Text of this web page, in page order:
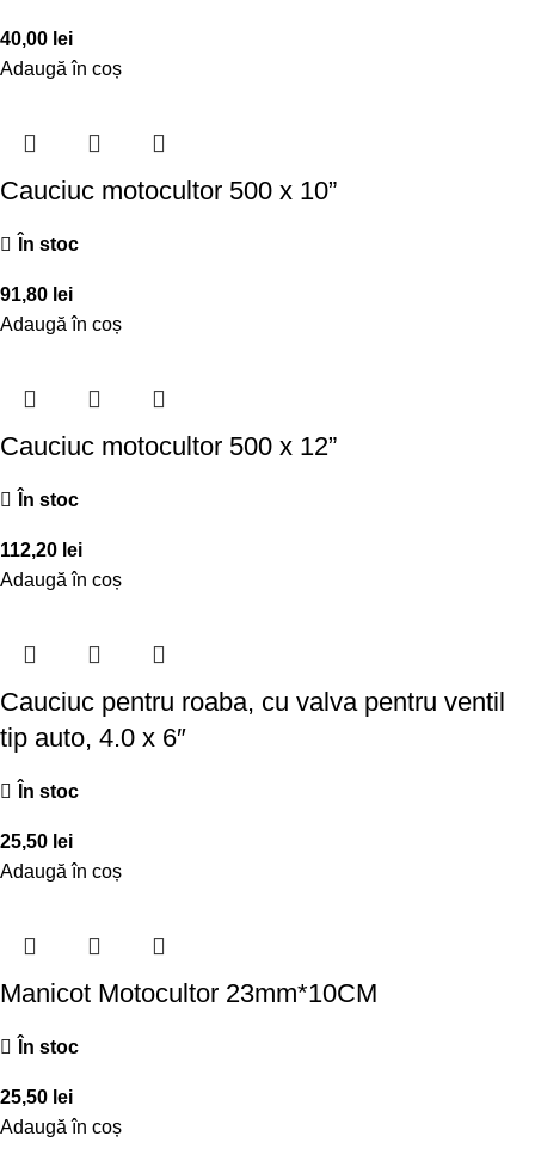
40,00 lei
Adaugă în coș
Cauciuc motocultor 500 x 10”
În stoc
91,80 lei
Adaugă în coș
Cauciuc motocultor 500 x 12”
În stoc
112,20 lei
Adaugă în coș
Cauciuc pentru roaba, cu valva pentru ventil
tip auto, 4.0 x 6″
În stoc
25,50 lei
Adaugă în coș
Manicot Motocultor 23mm*10CM
În stoc
25,50 lei
Adaugă în coș